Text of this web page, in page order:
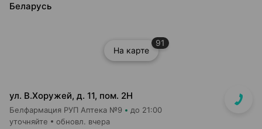
Беларусь
На карте
91
ул. В.Хоружей, д. 11, пом. 2Н
Белфармация РУП Аптека №9 до 21:00
уточняйте обновл. вчера